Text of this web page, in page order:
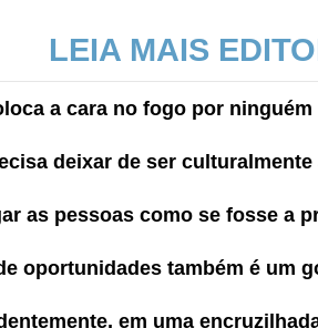
LEIA MAIS
a cara no fogo por ninguém
deixar de ser culturalmente
as pessoas como se fosse a
oportunidades também é um
em uma